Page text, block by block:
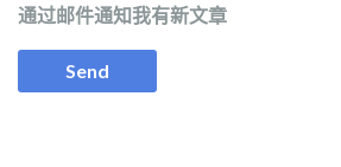
通过邮件通知我有新文章